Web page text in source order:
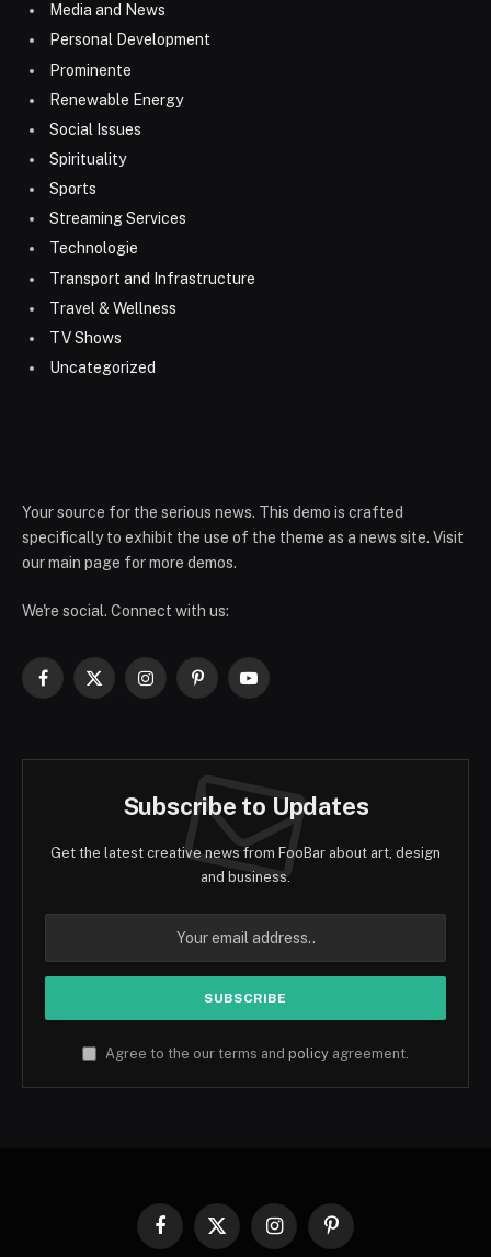
Media and News
Personal Development
Prominente
Renewable Energy
Social Issues
Spirituality
Sports
Streaming Services
Technologie
Transport and Infrastructure
Travel & Wellness
TV Shows
Uncategorized
Your source for the serious news. This demo is crafted
specifically to exhibit the use of the theme as a news site. Visit
our main page for more demos.
We're social. Connect with us:
Facebook
X
InstagramPinterestYouTube
Subscribe to Updates
Get the latest creative news from FooBar about art, design
and business.
Agree to the our terms and policy agreement.
Facebook
X
InstagramPinterest